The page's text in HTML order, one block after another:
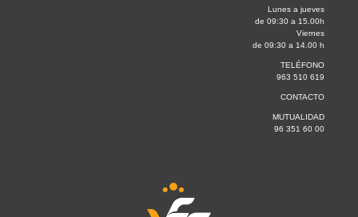
Lunes a jueves
de 09:30 a 15.00h
Viernes
de 09:30 a 14.00 h
TELÉFONO
963 510 619
CONTACTO
MUTUALIDAD
96 351 60 00